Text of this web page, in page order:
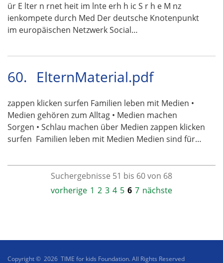
ür E lter n rnet heit im lnte erh h ic S r h e M nz
ienkompete durch Med Der deutsche Knotenpunkt
im europäischen Netzwerk Social…
60. ElternMaterial.pdf
zappen klicken surfen Familien leben mit Medien •
Medien gehören zum Alltag • Medien machen
Sorgen • Schlau machen über Medien zappen klicken
surfen  Familien leben mit Medien Medien sind für…
Suchergebnisse 51 bis 60 von 68
vorherige 1 2 3 4 5 6 7 nächste
Copyright © 2026 TIME for kids Foundation. All Rights Reserved